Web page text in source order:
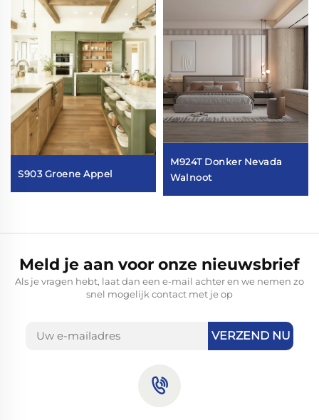
S903 Groene Appel
M924T Donker Nevada
Walnoot
Meld je aan voor onze nieuwsbrief
Als je vragen hebt, laat dan een e-mail achter en we nemen zo
snel mogelijk contact met je op
VERZEND NU